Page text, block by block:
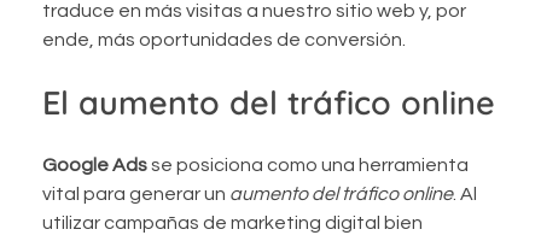
traduce en más visitas a nuestro sitio web y, por
ende, más oportunidades de conversión.
El aumento del tráfico online
Google Adsse posiciona como una herramienta
vital para generar un aumento del tráfico online. Al
utilizar campañas de marketing digital bien